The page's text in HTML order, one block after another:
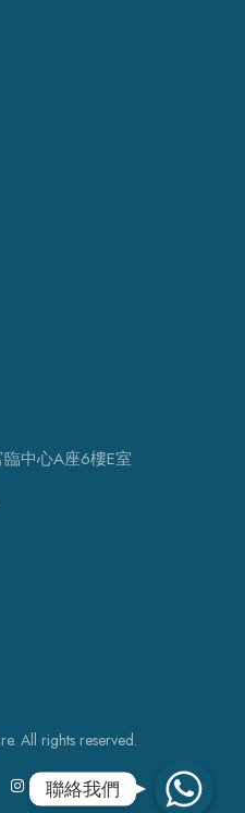
中心A座6樓E室
All rights reserved.
聯絡我們